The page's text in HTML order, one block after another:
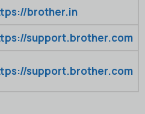
brother.in
support.brother.com
support.brother.com